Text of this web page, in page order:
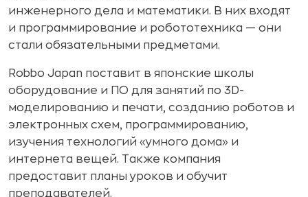
инженерного дела и математики. В них входят
и программирование и робототехника — они
стали обязательными предметами.
Robbo Japan поставит в японские школы
оборудование и ПО для занятий по 3D-
моделированию и печати, созданию роботов и
электронных схем, программированию,
изучения технологий «умного дома» и
интернета вещей. Также компания
предоставит планы уроков и обучит
преподавателей.